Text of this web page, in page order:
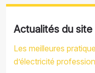
Actualités du site
Les meilleures
d’électricité